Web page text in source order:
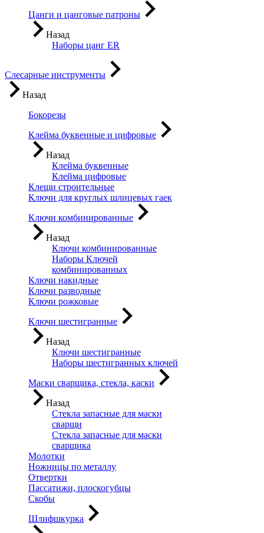
Цанги и цанговые патроны
Назад
Наборы цанг ER
Слесарные инструменты
Назад
Бокорезы
Клейма буквенные и цифровые
Назад
Клейма буквенные
Клейма цифровые
Клещи строительные
Ключи для круглых шлицевых гаек
Ключи комбинированные
Назад
Ключи комбинированные
Наборы Ключей
комбинированных
Ключи накидные
Ключи разводные
Ключи рожковые
Ключи шестигранные
Назад
Ключи шестигранные
Наборы шестигранных ключей
Маски сварщика, стекла, каски
Назад
Стекла запасные для маски
сварщи
Стекла запасные для маски
сварщика
Молотки
Ножницы по металлу
Отвертки
Пассатижи, плоскогубцы
Скобы
Шлифшкурка